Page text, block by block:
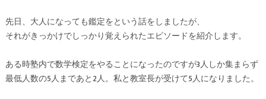
先日、大人になっても鑑定をという話をしましたが、
それがきっかけでしっかり覚えられたエピソードを紹介します。
ある時塾内で数学検定をやることになったのですが3人しか集まらず
最低人数の5人まであと2人。私と教室長が受けて5人になりました。